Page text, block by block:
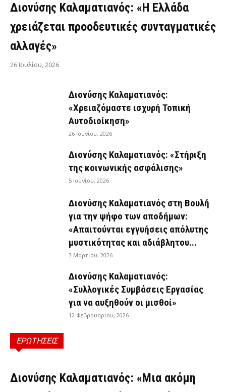
Διονύσης Καλαματιανός: «Η Ελλάδα
χρειάζεται προοδευτικές συνταγματικές
αλλαγές»
26 Ιουλίου, 2026
Διονύσης Καλαματιανός:
«Χρειαζόμαστε ισχυρή Τοπική
Αυτοδιοίκηση»
26 Ιουνίου, 2026
Διονύσης Καλαματιανός: «Στήριξη
της κοινωνικής ασφάλισης»
5 Ιουνίου, 2026
Διονύσης Καλαματιανός στη Βουλή
για την ψήφο των αποδήμων:
«Απαιτούνται εγγυήσεις απόλυτης
μυστικότητας και αδιάβλητου...
3 Μαρτίου, 2026
Διονύσης Καλαματιανός:
«Συλλογικές Συμβάσεις Εργασίας
για να αυξηθούν οι μισθοί»
12 Φεβρουαρίου, 2026
ΕΡΩΤΗΣΕΙΣ
ΕΡΩΤΉΣΕΙΣ
Διονύσης Καλαματιανός: «Μια ακόμη